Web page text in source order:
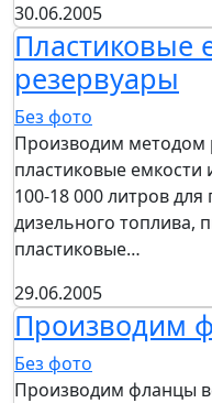
30.06.2005
Пластиковые
резервуары
Без фото
Производим методом
пластиковые
100-18 000 литров
дизельного топлива,
пластиковые…
29.06.2005
Производим
Без фото
Производим фланцы